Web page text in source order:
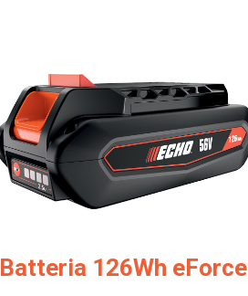
Batteria 126Wh eForce